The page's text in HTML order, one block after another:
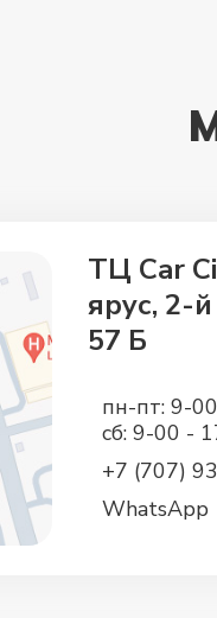
ТЦ Car
ярус, 2-
57 Б
пн-пт: 9-
сб: 9-00 -
+7 (707)
WhatsApp